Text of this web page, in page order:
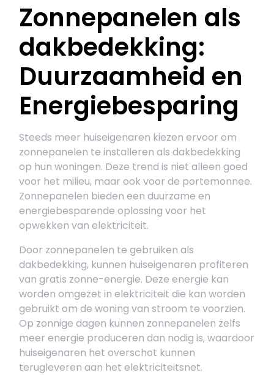
Zonnepanelen als
dakbedekking:
Duurzaamheid en
Energiebesparing
Steeds meer huiseigenaren kiezen ervoor om
zonnepanelen te installeren als dakbedekking
op hun woningen. Deze trend is niet alleen goed
voor het milieu, maar ook voor de portemonnee.
Zonnepanelen bieden een duurzame en
energiebesparende oplossing voor het
opwekken van elektriciteit.
Door zonnepanelen te gebruiken als
dakbedekking, kunnen huiseigenaren profiteren
van gratis zonne-energie. Deze energie kan
worden omgezet in elektriciteit die kan worden
gebruikt om de woning van stroom te voorzien.
Op zonnige dagen kunnen zonnepanelen zelfs
meer energie produceren dan nodig is, waardoor
huiseigenaren het overschot kunnen
terugleveren aan het elektriciteitsnet.